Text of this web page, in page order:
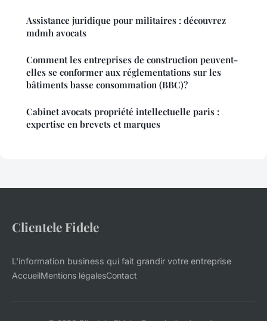
Assistance juridique pour militaires : découvrez
mdmh avocats
Comment les entreprises de construction peuvent-
elles se conformer aux réglementations sur les
bâtiments basse consommation (BBC)?
Cabinet avocats propriété intellectuelle paris :
expertise en brevets et marques
Clientele Fidele
L'information business qui fait grandir votre entreprise
AccueilMentions légalesContact